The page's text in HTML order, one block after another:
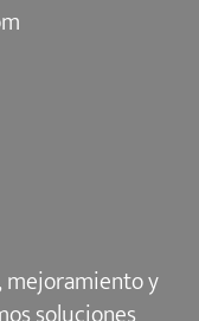
mejoramiento y